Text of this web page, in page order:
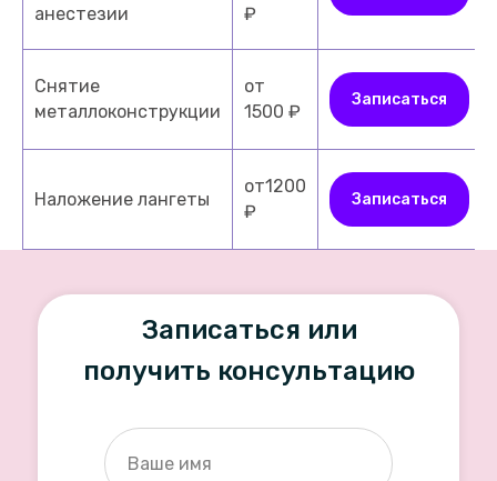
анестезии
₽
Снятие
металлоконструкции
от
1500 ₽
Записаться
Наложение лангеты
от1200
₽
Записаться
Записаться или
получить консультацию